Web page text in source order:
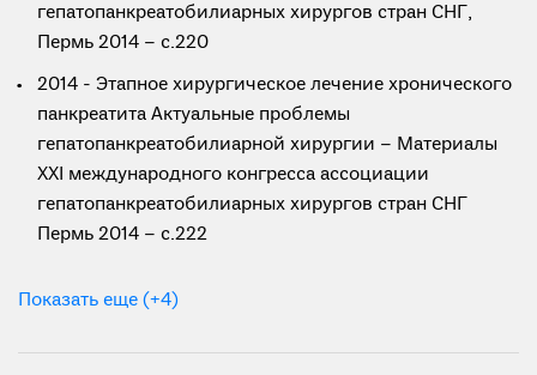
гепатопанкреатобилиарных хирургов стран СНГ,
Пермь 2014 – с.220
2014 - Этапное хирургическое лечение хронического
панкреатита Актуальные проблемы
гепатопанкреатобилиарной хирургии – Материалы
XXI международного конгресса ассоциации
гепатопанкреатобилиарных хирургов стран СНГ
Пермь 2014 – с.222
Показать еще (+4)